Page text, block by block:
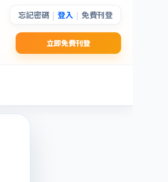
立即免費刊登
忘記密碼 | 登入 | 免費刊登